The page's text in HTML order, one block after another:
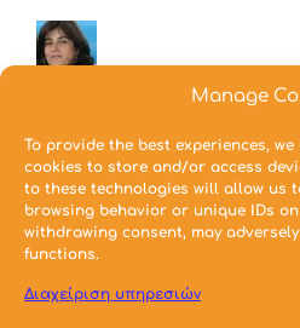
Manage
To provide the best experiences,
cookies to store and/or access
to these technologies will allow us
browsing behavior or unique IDs
withdrawing consent, may
functions.
Διαχείριση υπηρεσιών
Αναπληρώτρια Καθηγήτρια